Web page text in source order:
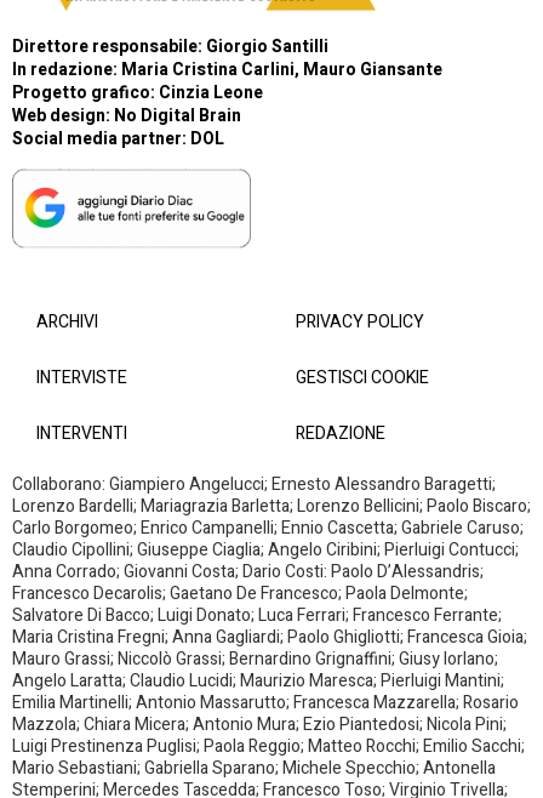
Direttore responsabile: Giorgio Santilli
In redazione: Maria Cristina Carlini, Mauro Giansante
Progetto grafico: Cinzia Leone
Web design: No Digital Brain
Social media partner: DOL
ARCHIVI
INTERVISTE
INTERVENTI
PRIVACY POLICY
GESTISCI COOKIE
REDAZIONE
Collaborano: Giampiero Angelucci; Ernesto Alessandro Baragetti;
Lorenzo Bardelli; Mariagrazia Barletta; Lorenzo Bellicini; Paolo Biscaro;
Carlo Borgomeo; Enrico Campanelli; Ennio Cascetta; Gabriele Caruso;
Claudio Cipollini; Giuseppe Ciaglia; Angelo Ciribini; Pierluigi Contucci;
Anna Corrado; Giovanni Costa; Dario Costi: Paolo D’Alessandris;
Francesco Decarolis; Gaetano De Francesco; Paola Delmonte;
Salvatore Di Bacco; Luigi Donato; Luca Ferrari; Francesco Ferrante;
Maria Cristina Fregni; Anna Gagliardi; Paolo Ghigliotti; Francesca Gioia;
Mauro Grassi; Niccolò Grassi; Bernardino Grignaffini; Giusy Iorlano;
Angelo Laratta; Claudio Lucidi; Maurizio Maresca; Pierluigi Mantini;
Emilia Martinelli; Antonio Massarutto; Francesca Mazzarella; Rosario
Mazzola; Chiara Micera; Antonio Mura; Ezio Piantedosi; Nicola Pini;
Luigi Prestinenza Puglisi; Paola Reggio; Matteo Rocchi; Emilio Sacchi;
Mario Sebastiani; Gabriella Sparano; Michele Specchio; Antonella
Stemperini; Mercedes Tascedda; Francesco Toso; Virginio Trivella;